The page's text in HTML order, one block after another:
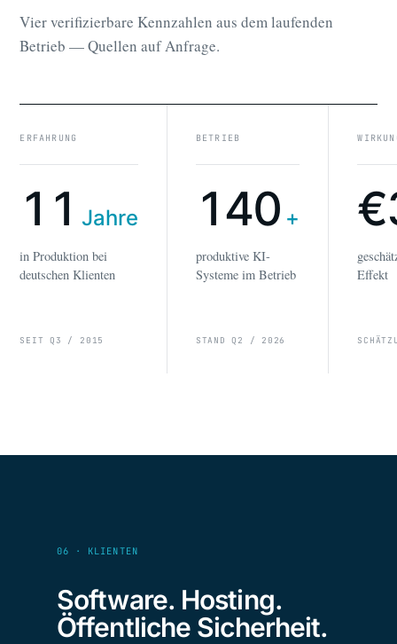
Vier verifizierbare Kennzahlen aus dem laufenden
Betrieb — Quellen auf Anfrage.
ERFAHRUNG
11 Jahre
in Produktion bei
deutschen Klienten
SEIT Q3 / 2015
BETRIEB
140 +
produktive KI-
Systeme im Betrieb
STAND Q2 / 2026
Effekt
06 · KLIENTEN
Software. Hosting.
Öffentliche Sicherheit.